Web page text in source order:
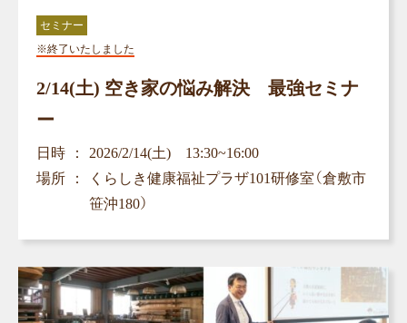
セミナー
※終了いたしました
2/14(土) 空き家の悩み解決 最強セミナ
ー
日時
2026/2/14(土) 13:30~16:00
場所
くらしき健康福祉プラザ101研修室（倉敷市
笹沖180）